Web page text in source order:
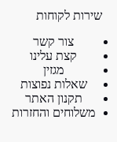
שירות לקוחות
צור קשר
קצת עלינו
מגזין
שאלות נפוצות
תקנון האתר
משלוחים והחזרות